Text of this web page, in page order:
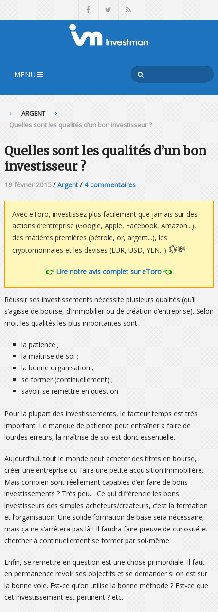
MENU
ARGENT
Quelles sont les qualités d’un bon investisseur ?
Quelles sont les qualités d’un bon
investisseur ?
19 février 2015/ Argent/ 4 commentaires
Avec eToro, investissez plus facilement que jamais sur des
actions d'entreprise (Google, Apple, Facebook, Amazon...),
des matières premières (pétrole, or, argent...), les
cryptomonnaies et les devises (EUR, USD, YEN...) 💱💸
👉 Lire notre avis complet sur eToro 👈
Réussir ses investissements nécessite plusieurs qualités (qu’il
s’agisse de bourse, d’immobilier ou de création d’entreprise). Selon
moi, les qualités les plus importantes sont :
la patience ;
la maîtrise de soi ;
la bonne organisation ;
se former (continuellement) ;
savoir se remettre en question.
Pour la plupart des investissements, le facteur temps est très
important. Le manque de patience peut entraîner à faire de
lourdes erreurs, la maîtrise de soi est donc essentielle.
Aujourd’hui, tout le monde peut acheter des titres en bourse,
créer une entreprise ou faire une petite acquisition immobilière.
Mais combien sont réellement capables d’en faire de bons
investissements ? Très peu… Ce qui différencie les bons
investisseurs des simples acheteurs/créateurs, c’est la formation
et l’organisation. Une solide formation de base sera nécessaire,
mais ça ne s’arrêtera pas là ! Il faudra faire preuve de curiosité et
chercher à continuellement se former par soi-même.
Enfin, se remettre en question est une chose primordiale. Il faut
en permanence revoir ses objectifs et se demander si on est sur
la bonne voie. Est-ce qu’on utilise la bonne méthode ? Est-ce que
cet investissement est pertinent ? etc.